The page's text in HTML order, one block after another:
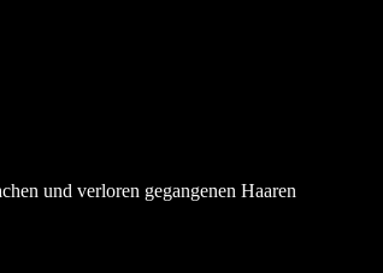
und verloren gegangenen Haaren